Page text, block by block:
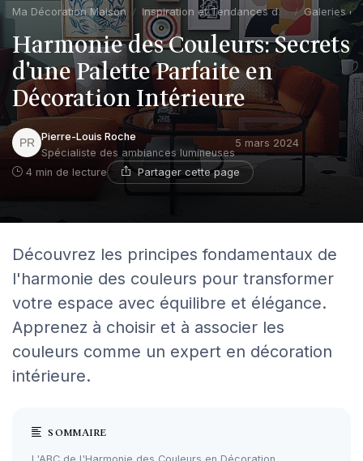
Ma Décoration Maison Inspiration et Tendances dans la décoration maison Galeries
Harmonie des Couleurs: Secrets
d'une Palette Parfaite en
Décoration Intérieure
Pierre-Louis Roche
Spécialiste des ambiances lumineuses
5 mars 2024
4 min de lecture Partager cette page
Découvrez les principes fondamentaux de
l'harmonie des couleurs pour transformer
votre espace avec équilibre et élégance.
Apprenez à choisir et à associer les
couleurs comme un expert en décoration
intérieure.
SOMMAIRE